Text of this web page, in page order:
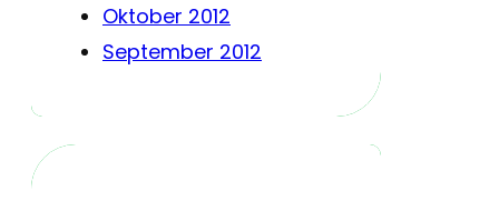
Oktober 2012
September 2012